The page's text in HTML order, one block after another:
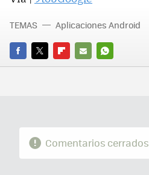
FACEBOOK
TWITTERFLIPBOARD
E-
WHATSAPP
TEMAS Aplicaciones Android
Comentarios cerrados